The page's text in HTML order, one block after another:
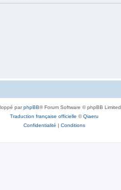
parphpBB® Forum Software © phpBB Limited
Traduction française officielle ©Qiaeru
Confidentialité | Conditions